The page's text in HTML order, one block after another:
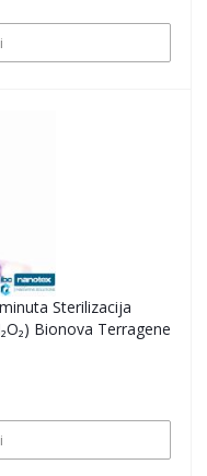
Sterilizacija
Bionova Terragene